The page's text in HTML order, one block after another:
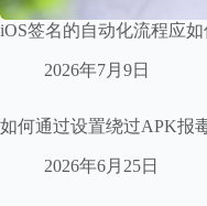
iOS签名的自动化流程应如
2026年7月9日
如何通过设置绕过APK报
2026年6月25日